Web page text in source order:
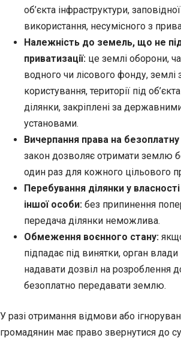
об’єкта інфраструктури,
використання, несумісного з
Належність до земель, що не
приватизації: це землі оборони,
водного чи лісового фонду, землі
користування, території під
ділянки, закріплені за
установами.
Вичерпання права на
закон дозволяє отримати землю
один раз для кожного цільового
Перебування ділянки у
іншої особи: без припинення
передача ділянки неможлива.
Обмеження воєнного стану:
підпадає під винятки, орган
надавати дозвіл на розроблення
безоплатно передавати землю.
У разі отримання відмови або
громадянин має право звернутися до